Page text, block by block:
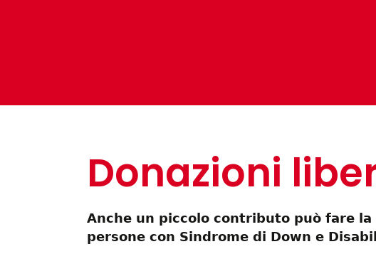
Donazioni
Anche un piccolo contributo può fare
persone con Sindrome di Down e